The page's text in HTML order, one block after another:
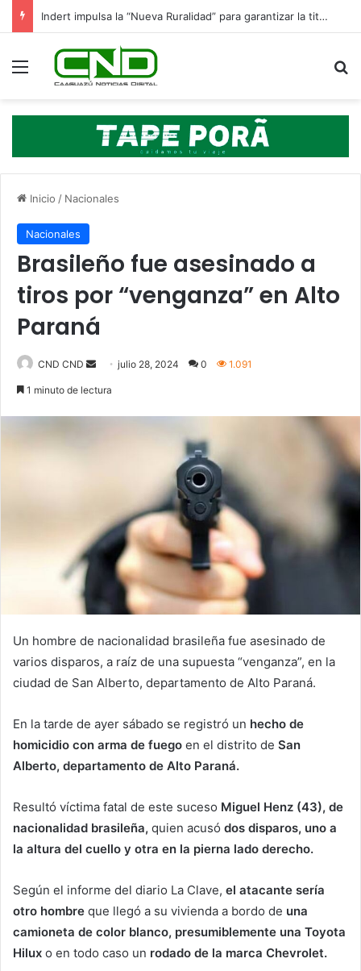
Indert impulsa la “Nueva Ruralidad” para garantizar la titulación de tierras a familias campesinas.
Menú
Inicio / Nacionales
Nacionales
Brasileño fue asesinado a
tiros por “venganza” en Alto
Paraná
CND CND
Sendjulio 28, 2024 0 1.091
1 minuto de lectura
Un hombre de nacionalidad brasileña fue asesinado de
varios disparos, a raíz de una supuesta “venganza”, en la
ciudad de San Alberto, departamento de Alto Paraná.
En la tarde de ayer sábado se registró un hecho de
homicidio con arma de fuego en el distrito de San
Alberto, departamento de Alto Paraná.
Resultó víctima fatal de este suceso Miguel Henz (43), de
nacionalidad brasileña, quien acusó dos disparos, uno a
la altura del cuello y otra en la pierna lado derecho.
Según el informe del diario La Clave, el atacante sería
otro hombre que llegó a su vivienda a bordo de una
camioneta de color blanco, presumiblemente una Toyota
Hilux o en todo caso un rodado de la marca Chevrolet.